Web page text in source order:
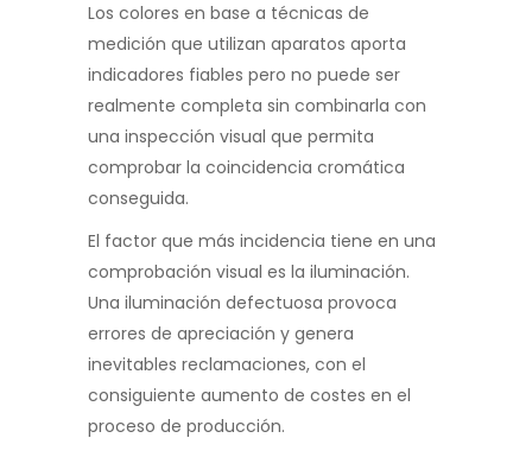
Los colores en base a técnicas de
medición que utilizan aparatos aporta
indicadores fiables pero no puede ser
realmente completa sin combinarla con
una inspección visual que permita
comprobar la coincidencia cromática
conseguida.
El factor que más incidencia tiene en una
comprobación visual es la iluminación.
Una iluminación defectuosa provoca
errores de apreciación y genera
inevitables reclamaciones, con el
consiguiente aumento de costes en el
proceso de producción.